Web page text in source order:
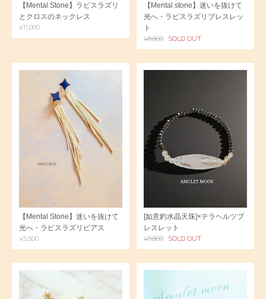
【Mental Stone】ラピスラズリ
とクロスのネックレス
¥11,000
【Mental stone】迷いを抜けて
光へ・ラピスラズリブレスレッ
ト
¥8,800 SOLD OUT
【Mental Stone】迷いを抜けて
光へ・ラピスラズリピアス
¥5,500
[如意釣水晶天珠]×テラヘルツブ
レスレット
¥9,800 SOLD OUT